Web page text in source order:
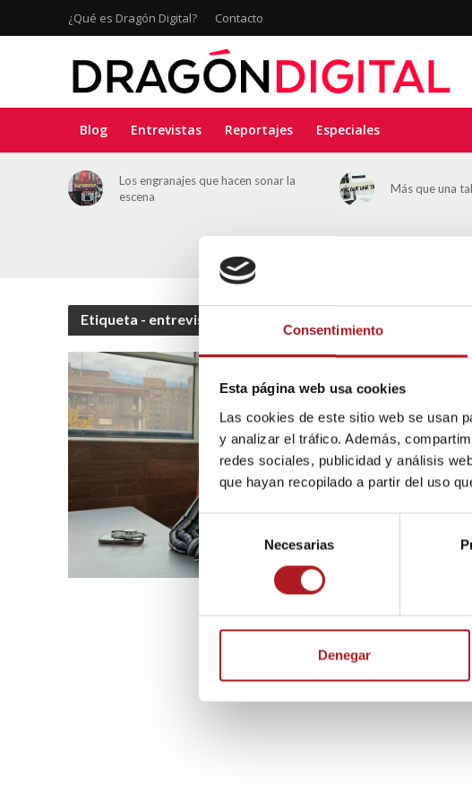
Consentimiento
Esta página web usa cookies
Las cookies de este sitio web se usan
y analizar el tráfico. Además,
redes sociales, publicidad y análisis
que hayan recopilado a partir del uso
S
e
l
n
Necesarias
Denegar
¿Qué es Dragón Digital? Contacto
Blog Entrevistas Reportajes Especiales
Los engranajes que hacen sonar la
escena
Más que una
Etiqueta - entrevisa
11/
Lucía